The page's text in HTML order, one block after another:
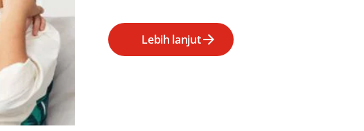
Lebih lanjut